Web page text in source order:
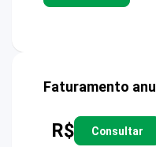
Faturamento
R$ Consultar